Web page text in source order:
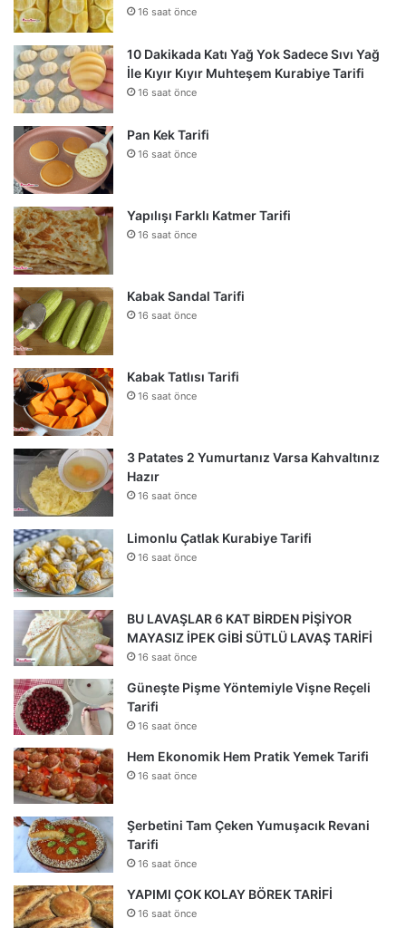
16 saat önce
10 Dakikada Katı Yağ Yok Sadece Sıvı Yağ
İle Kıyır Kıyır Muhteşem Kurabiye Tarifi
16 saat önce
Pan Kek Tarifi
16 saat önce
Yapılışı Farklı Katmer Tarifi
16 saat önce
Kabak Sandal Tarifi
16 saat önce
Kabak Tatlısı Tarifi
16 saat önce
3 Patates 2 Yumurtanız Varsa Kahvaltınız
Hazır
16 saat önce
Limonlu Çatlak Kurabiye Tarifi
16 saat önce
BU LAVAŞLAR 6 KAT BİRDEN PİŞİYOR
MAYASIZ İPEK GİBİ SÜTLÜ LAVAŞ TARİFİ
16 saat önce
Güneşte Pişme Yöntemiyle Vişne Reçeli
Tarifi
16 saat önce
Hem Ekonomik Hem Pratik Yemek Tarifi
16 saat önce
Şerbetini Tam Çeken Yumuşacık Revani
Tarifi
16 saat önce
YAPIMI ÇOK KOLAY BÖREK TARİFİ
16 saat önce